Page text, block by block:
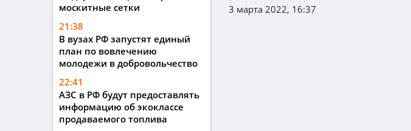
москитные сетки
21:38
В вузах РФ запустят единый
план по вовлечению
молодежи в добровольчество
22:41
АЗС в РФ будут предоставлять
информацию об экоклассе
продаваемого топлива
3 марта 2022, 16:37